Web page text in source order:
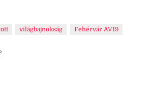
világbajnokság Fehérvár AV19